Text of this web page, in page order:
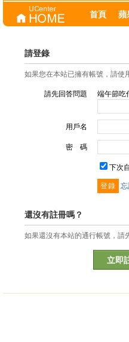
首頁 蘋
請登錄
如果您在本站已擁有帳號，請使
請先回答問題 端午節吃
用戶名
密 碼
下次
還沒有註冊嗎？
如果還沒有本站的通行帳號，請
立即